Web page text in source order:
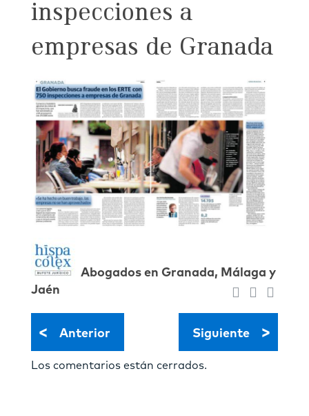
inspecciones a
empresas de Granada
Abogados en Granada, Málaga y
Jaén
< Anterior Siguiente >
Los comentarios están cerrados.